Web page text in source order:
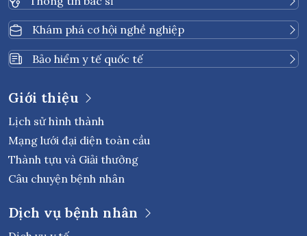
Khám phá cơ hội nghề nghiệp
Bảo hiểm y tế quốc tế
Giới thiệu
Lịch sử hình thành
Mạng lưới đại diện toàn cầu
Thành tựu và Giải thưởng
Câu chuyện bệnh nhân
Dịch vụ bệnh nhân